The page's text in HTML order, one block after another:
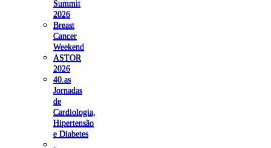
Summit
2026
Breast
Cancer
Weekend
ASTOR
2026
40.as
Jornadas
de
Cardiologia,
Hipertensão
e Diabetes